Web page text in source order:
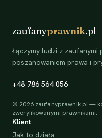
zaufanyprawnik.pl
Łączymy ludzi z
poszanowaniem prawa i
+48 786 564 056
© 2026 zaufanyprawnik.pl —
zweryfikowanymi prawnikami.
Klient
Jak to działa